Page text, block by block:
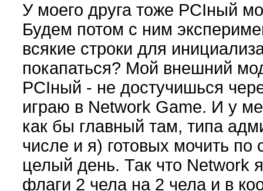
У моего друга тоже PCIный
Будем потом с ним
всякие строки для
покапаться? Мой внешний
PCIный - не достучишься
играю в Network Game. И у
как бы главный там, типа
числе и я) готовых мочить по
целый день. Так что Network
флаги 2 чела на 2 чела и в